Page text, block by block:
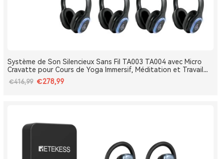
Système de Son Silencieux Sans Fil TA003 TA004 avec Micro
Cravatte pour Cours de Yoga Immersif, Méditation et Travail
Respiratoire
€416,99 €278,99